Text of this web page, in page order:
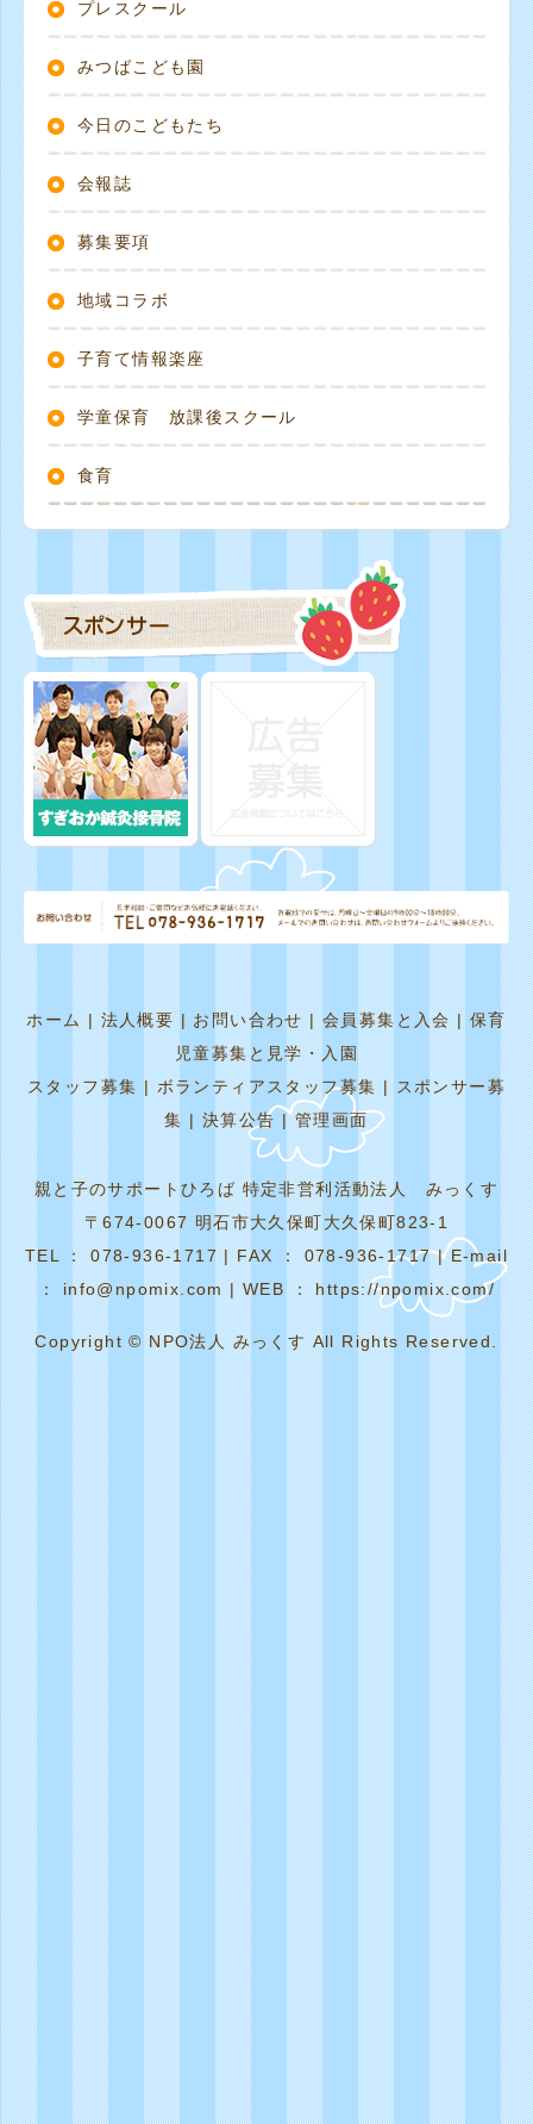
プレスクール
みつばこども園
今日のこどもたち
会報誌
募集要項
地域コラボ
子育て情報楽座
学童保育 放課後スクール
食育
ホーム|法人概要| お問い合わせ|会員募集と入会|保育
児童募集と見学・入園
スタッフ募集 |ボランティアスタッフ募集| スポンサー募
集 |決算公告 |管理画面
親と子のサポートひろば 特定非営利活動法人 みっくす
〒674-0067 明石市大久保町大久保町823-1
TEL ： 078-936-1717 | FAX ： 078-936-1717 | E-mail
： info@npomix.com | WEB ： https://npomix.com/
Copyright © NPO法人 みっくす All Rights Reserved.